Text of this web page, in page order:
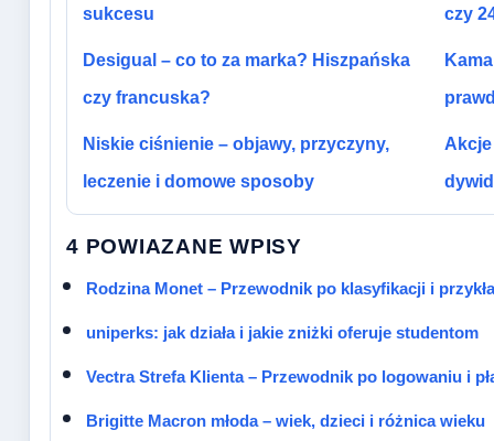
sukcesu
czy
Desigual – co to za marka? Hiszpańska
czy francuska?
Niskie ciśnienie – objawy, przyczyny,
leczenie i domowe sposoby
4 POWIAZANE WPISY
Rodzina Monet – Przewodnik po klasyfikacji i
uniperks: jak działa i jakie zniżki oferuje studentom
Vectra Strefa Klienta – Przewodnik po logowaniu i
Brigitte Macron młoda – wiek, dzieci i różnica wieku